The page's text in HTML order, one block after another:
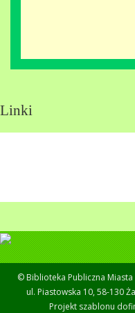
Linki
© Biblioteka Publiczna
ul. Piastowska 10, 58-130
Projekt szablonu